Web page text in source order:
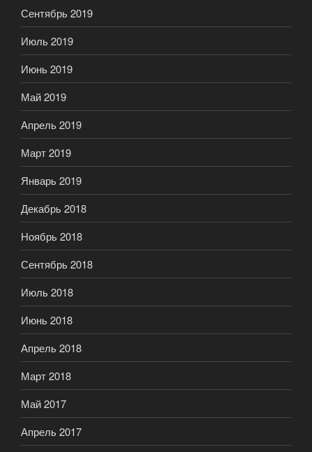
Сентябрь 2019
Июль 2019
Июнь 2019
Май 2019
Апрель 2019
Март 2019
Январь 2019
Декабрь 2018
Ноябрь 2018
Сентябрь 2018
Июль 2018
Июнь 2018
Апрель 2018
Март 2018
Май 2017
Апрель 2017